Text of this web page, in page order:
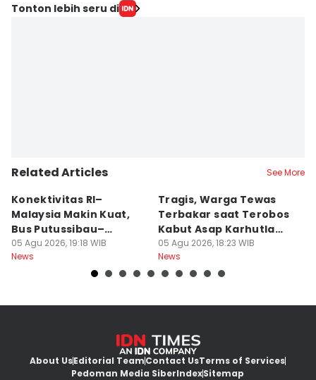
Tonton lebih seru di
Related Articles See More
Konektivitas RI–
Malaysia Makin Kuat,
Bus Putussibau–
Kuching Masuki Final
05 Agu 2026, 19:18 WIB
News
Tragis, Warga Tewas
Terbakar saat Terobos
Kabut Asap Karhutla
Ketapang
05 Agu 2026, 18:23 WIB
News
About UsEditorial TeamContact UsTerms of Services
Pedoman Media SiberIndexSitemap